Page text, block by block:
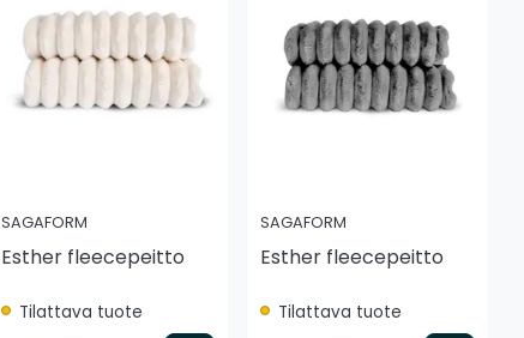
SAGAFORM
Esther fleecepeitto
Tilattava tuote
SAGAFORM
Esther fleecepeitto
Tilattava tuote